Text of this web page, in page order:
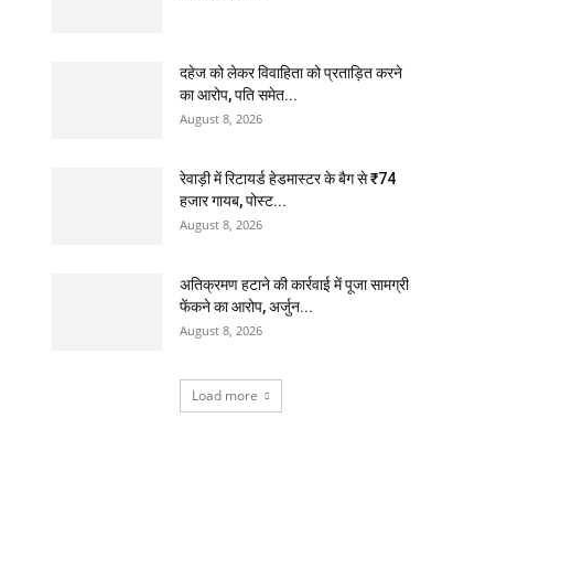
दहेज को लेकर विवाहिता को प्रताड़ित करने
का आरोप, पति समेत...
August 8, 2026
रेवाड़ी में रिटायर्ड हेडमास्टर के बैग से ₹74
हजार गायब, पोस्ट...
August 8, 2026
अतिक्रमण हटाने की कार्रवाई में पूजा सामग्री
फेंकने का आरोप, अर्जुन...
August 8, 2026
Load more